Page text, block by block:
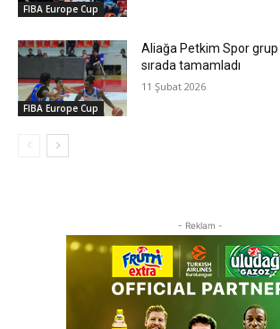
FIBA Europe Cup
FIBA Europe Cup
Aliağa Petkim Spor grup
sırada tamamladı
11 Şubat 2026
- Reklam -